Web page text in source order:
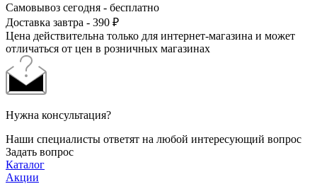
Самовывоз сегодня - бесплатно
Доставка завтра - 390 ₽
Цена действительна только для интернет-магазина и может
отличаться от цен в розничных магазинах
Нужна консультация?
Наши специалисты ответят на любой интересующий вопрос
Задать вопрос
Каталог
Акции